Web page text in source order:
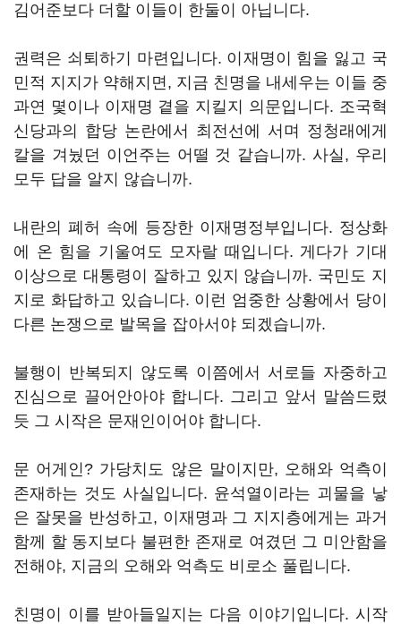
김어준보다 더할 이들이 한둘이 아닙니다.
권력은 쇠퇴하기 마련입니다. 이재명이 힘을 잃고 국
민적 지지가 약해지면, 지금 친명을 내세우는 이들 중
과연 몇이나 이재명 곁을 지킬지 의문입니다. 조국혁
신당과의 합당 논란에서 최전선에 서며 정청래에게
칼을 겨눴던 이언주는 어떨 것 같습니까. 사실, 우리
모두 답을 알지 않습니까.
내란의 폐허 속에 등장한 이재명정부입니다. 정상화
에 온 힘을 기울여도 모자랄 때입니다. 게다가 기대
이상으로 대통령이 잘하고 있지 않습니까. 국민도 지
지로 화답하고 있습니다. 이런 엄중한 상황에서 당이
다른 논쟁으로 발목을 잡아서야 되겠습니까.
불행이 반복되지 않도록 이쯤에서 서로들 자중하고
진심으로 끌어안아야 합니다. 그리고 앞서 말씀드렸
듯 그 시작은 문재인이어야 합니다.
문 어게인? 가당치도 않은 말이지만, 오해와 억측이
존재하는 것도 사실입니다. 윤석열이라는 괴물을 낳
은 잘못을 반성하고, 이재명과 그 지지층에게는 과거
함께 할 동지보다 불편한 존재로 여겼던 그 미안함을
전해야, 지금의 오해와 억측도 비로소 풀립니다.
친명이 이를 받아들일지는 다음 이야기입니다. 시작